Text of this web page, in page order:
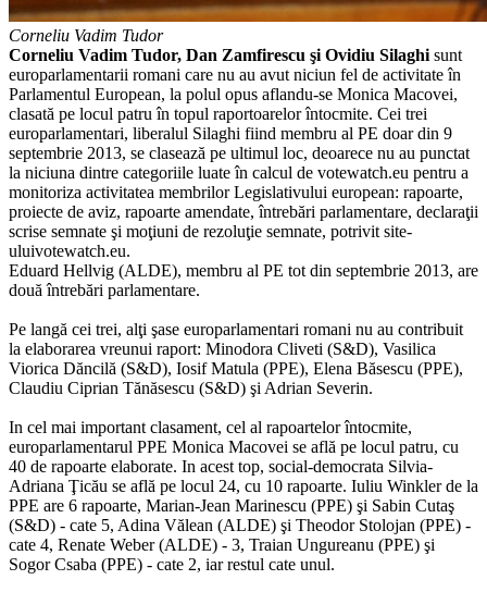
Corneliu Vadim Tudor
Corneliu Vadim Tudor, Dan Zamfirescu şi Ovidiu Silaghi sunt
europarlamentarii romani care nu au avut niciun fel de activitate în
Parlamentul European, la polul opus aflandu-se Monica Macovei,
clasată pe locul patru în topul raportoarelor întocmite. Cei trei
europarlamentari, liberalul Silaghi fiind membru al PE doar din 9
septembrie 2013, se clasează pe ultimul loc, deoarece nu au punctat
la niciuna dintre categoriile luate în calcul de votewatch.eu pentru a
monitoriza activitatea membrilor Legislativului european: rapoarte,
proiecte de aviz, rapoarte amendate, întrebări parlamentare, declaraţii
scrise semnate şi moţiuni de rezoluţie semnate, potrivit site-
uluivotewatch.eu.
Eduard Hellvig (ALDE), membru al PE tot din septembrie 2013, are
două întrebări parlamentare.
Pe langă cei trei, alţi şase europarlamentari romani nu au contribuit
la elaborarea vreunui raport: Minodora Cliveti (S&D), Vasilica
Viorica Dăncilă (S&D), Iosif Matula (PPE), Elena Băsescu (PPE),
Claudiu Ciprian Tănăsescu (S&D) şi Adrian Severin.
In cel mai important clasament, cel al rapoartelor întocmite,
europarlamentarul PPE Monica Macovei se află pe locul patru, cu
40 de rapoarte elaborate. In acest top, social-democrata Silvia-
Adriana Ţicău se află pe locul 24, cu 10 rapoarte. Iuliu Winkler de la
PPE are 6 rapoarte, Marian-Jean Marinescu (PPE) şi Sabin Cutaş
(S&D) - cate 5, Adina Vălean (ALDE) şi Theodor Stolojan (PPE) -
cate 4, Renate Weber (ALDE) - 3, Traian Ungureanu (PPE) şi
Sogor Csaba (PPE) - cate 2, iar restul cate unul.